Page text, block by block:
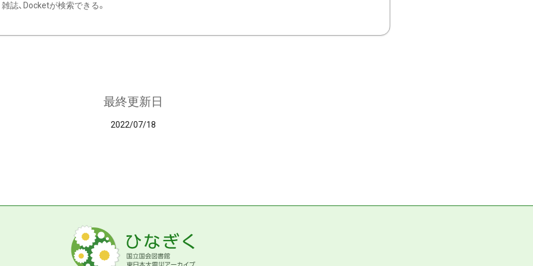
雑誌、Docketが検索できる。
最終更新日
2022/07/18